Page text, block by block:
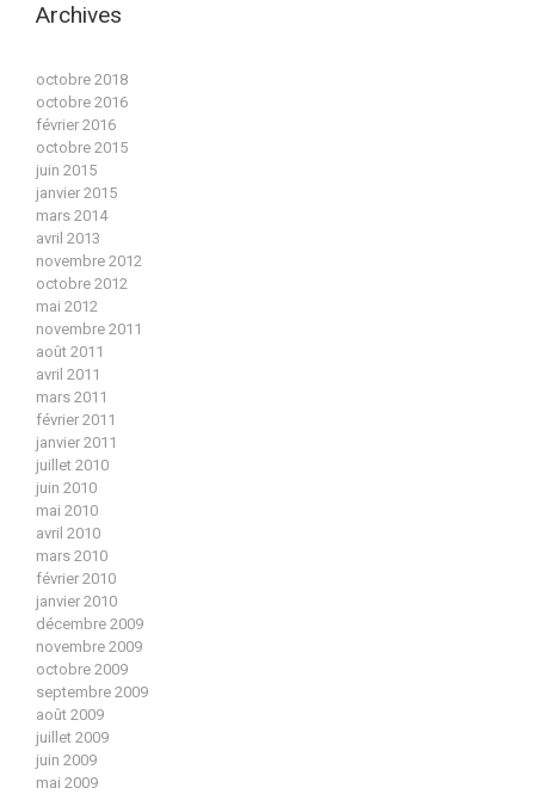
Archives
octobre 2018
octobre 2016
février 2016
octobre 2015
juin 2015
janvier 2015
mars 2014
avril 2013
novembre 2012
octobre 2012
mai 2012
novembre 2011
août 2011
avril 2011
mars 2011
février 2011
janvier 2011
juillet 2010
juin 2010
mai 2010
avril 2010
mars 2010
février 2010
janvier 2010
décembre 2009
novembre 2009
octobre 2009
septembre 2009
août 2009
juillet 2009
juin 2009
mai 2009